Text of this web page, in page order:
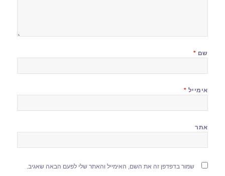
שם *
אימייל *
אתר
שמור בדפדפן זה את השם, האימייל והאתר שלי לפעם הבאה שאגיב.